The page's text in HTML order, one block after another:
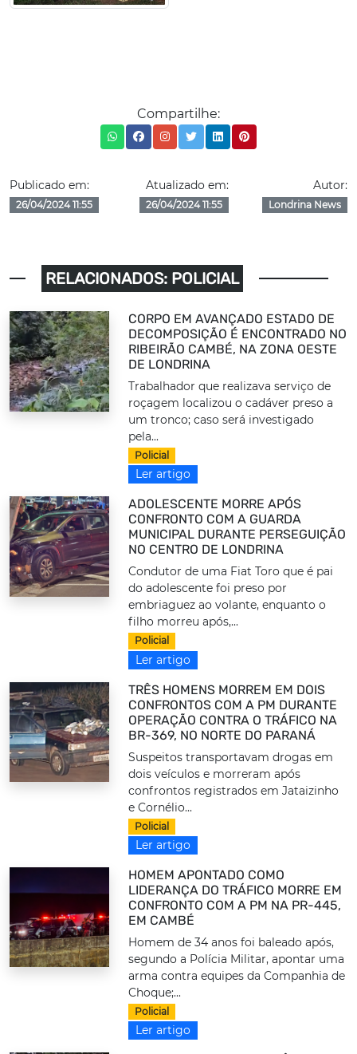
Compartilhe:
Publicado em:
26/04/2024 11:55
Atualizado em:
26/04/2024 11:55
Autor:
Londrina News
RELACIONADOS: POLICIAL
CORPO EM AVANÇADO ESTADO DE
DECOMPOSIÇÃO É ENCONTRADO NO
RIBEIRÃO CAMBÉ, NA ZONA OESTE
DE LONDRINA
Trabalhador que realizava serviço de
roçagem localizou o cadáver preso a
um tronco; caso será investigado
pela...
Policial
Ler artigo
ADOLESCENTE MORRE APÓS
CONFRONTO COM A GUARDA
MUNICIPAL DURANTE PERSEGUIÇÃO
NO CENTRO DE LONDRINA
Condutor de uma Fiat Toro que é pai
do adolescente foi preso por
embriaguez ao volante, enquanto o
filho morreu após,...
Policial
Ler artigo
TRÊS HOMENS MORREM EM DOIS
CONFRONTOS COM A PM DURANTE
OPERAÇÃO CONTRA O TRÁFICO NA
BR-369, NO NORTE DO PARANÁ
Suspeitos transportavam drogas em
dois veículos e morreram após
confrontos registrados em Jataizinho
e Cornélio...
Policial
Ler artigo
HOMEM APONTADO COMO
LIDERANÇA DO TRÁFICO MORRE EM
CONFRONTO COM A PM NA PR-445,
EM CAMBÉ
Homem de 34 anos foi baleado após,
segundo a Polícia Militar, apontar uma
arma contra equipes da Companhia de
Choque;...
Policial
Ler artigo